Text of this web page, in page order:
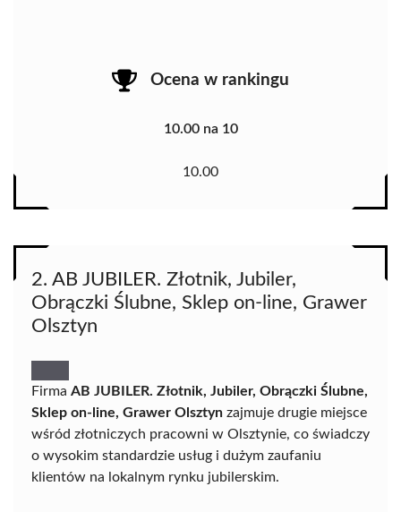
Ocena w rankingu
10.00 na 10
10.00
2. AB JUBILER. Złotnik, Jubiler,
Obrączki Ślubne, Sklep on-line, Grawer
Olsztyn
Firma AB JUBILER. Złotnik, Jubiler, Obrączki Ślubne,
Sklep on-line, Grawer Olsztyn zajmuje drugie miejsce
wśród złotniczych pracowni w Olsztynie, co świadczy
o wysokim standardzie usług i dużym zaufaniu
klientów na lokalnym rynku jubilerskim.